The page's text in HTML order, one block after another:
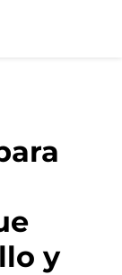
y